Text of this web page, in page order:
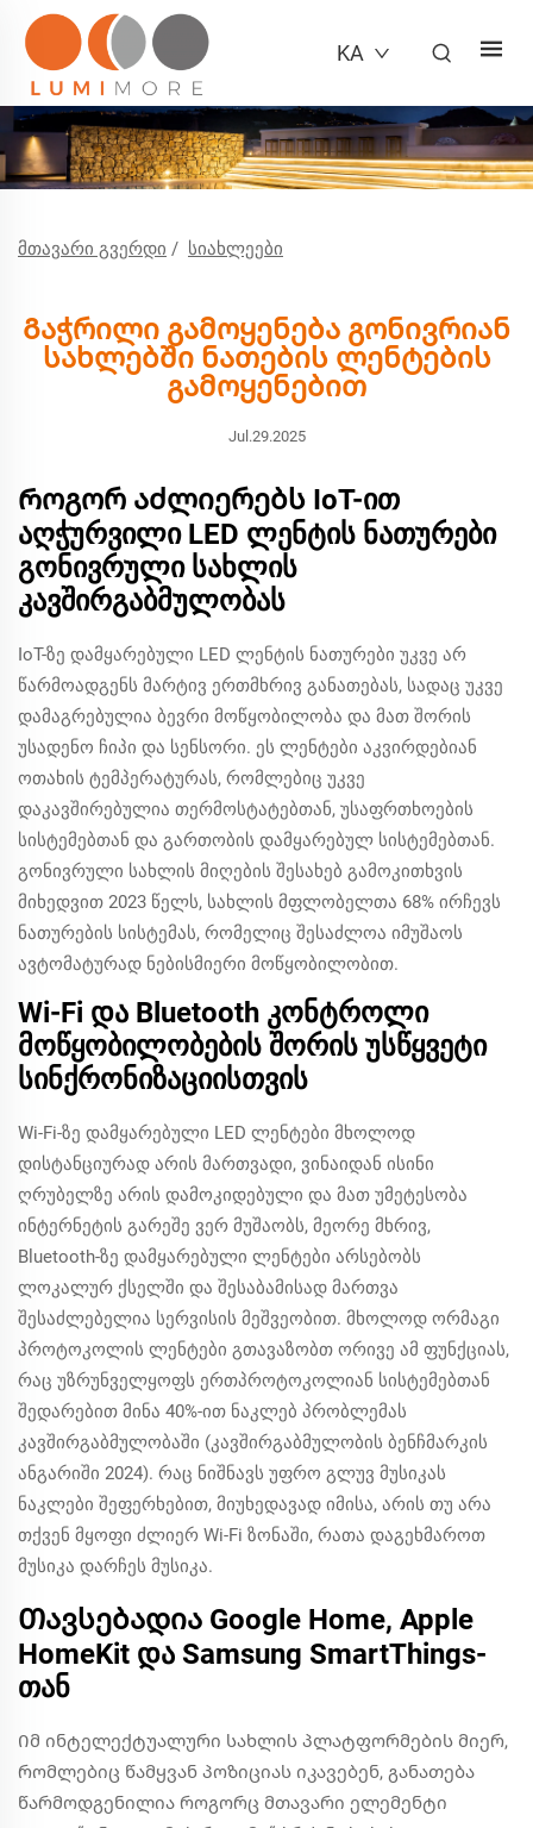
KA
ᲛᲗᲐᲕᲐᲠᲘ ᲒᲕᲔᲠᲓᲘ / ᲡᲘᲐᲮᲚᲔᲔᲑᲘ
Გაჭრილი გამოყენება გონივრიან
სახლებში ნათების ლენტების
გამოყენებით
Jul.29.2025
Როგორ აძლიერებს IoT-ით
აღჭურვილი LED ლენტის ნათურები
გონივრული სახლის
კავშირგაბმულობას
IoT-ზე დამყარებული LED ლენტის ნათურები უკვე არ
წარმოადგენს მარტივ ერთმხრივ განათებას, სადაც უკვე
დამაგრებულია ბევრი მოწყობილობა და მათ შორის
უსადენო ჩიპი და სენსორი. ეს ლენტები აკვირდებიან
ოთახის ტემპერატურას, რომლებიც უკვე
დაკავშირებულია თერმოსტატებთან, უსაფრთხოების
სისტემებთან და გართობის დამყარებულ სისტემებთან.
გონივრული სახლის მიღების შესახებ გამოკითხვის
მიხედვით 2023 წელს, სახლის მფლობელთა 68% ირჩევს
ნათურების სისტემას, რომელიც შესაძლოა იმუშაოს
ავტომატურად ნებისმიერი მოწყობილობით.
Wi-Fi და Bluetooth კონტროლი
მოწყობილობების შორის უსწყვეტი
სინქრონიზაციისთვის
Wi-Fi-ზე დამყარებული LED ლენტები მხოლოდ
დისტანციურად არის მართვადი, ვინაიდან ისინი
ღრუბელზე არის დამოკიდებული და მათ უმეტესობა
ინტერნეტის გარეშე ვერ მუშაობს, მეორე მხრივ,
Bluetooth-ზე დამყარებული ლენტები არსებობს
ლოკალურ ქსელში და შესაბამისად მართვა
შესაძლებელია სერვისის მეშვეობით. მხოლოდ ორმაგი
პროტოკოლის ლენტები გთავაზობთ ორივე ამ ფუნქციას,
რაც უზრუნველყოფს ერთპროტოკოლიან სისტემებთან
შედარებით მინა 40%-ით ნაკლებ პრობლემას
კავშირგაბმულობაში (კავშირგაბმულობის ბენჩმარკის
ანგარიში 2024). რაც ნიშნავს უფრო გლუვ მუსიკას
ნაკლები შეფერხებით, მიუხედავად იმისა, არის თუ არა
თქვენ მყოფი ძლიერ Wi-Fi ზონაში, რათა დაგეხმაროთ
მუსიკა დარჩეს მუსიკა.
Თავსებადია Google Home, Apple
HomeKit და Samsung SmartThings-
თან
Იმ ინტელექტუალური სახლის პლატფორმების მიერ,
რომლებიც წამყვან პოზიციას იკავებენ, განათება
წარმოდგენილია როგორც მთავარი ელემენტი